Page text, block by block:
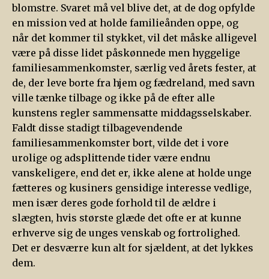
blomstre. Svaret må vel blive det, at de dog opfylde
en mission ved at holde familieånden oppe, og
når det kommer til stykket, vil det måske alligevel
være på disse lidet påskønnede men hyggelige
familiesammenkomster, særlig ved årets fester, at
de, der leve borte fra hjem og fædreland, med savn
ville tænke tilbage og ikke på de efter alle
kunstens regler sammensatte middagsselskaber.
Faldt disse stadigt tilbagevendende
familiesammenkomster bort, vilde det i vore
urolige og adsplittende tider være endnu
vanskeligere, end det er, ikke alene at holde unge
fætteres og kusiners gensidige interesse vedlige,
men især deres gode forhold til de ældre i
slægten, hvis største glæde det ofte er at kunne
erhverve sig de unges venskab og fortrolighed.
Det er desværre kun alt for sjældent, at det lykkes
dem.